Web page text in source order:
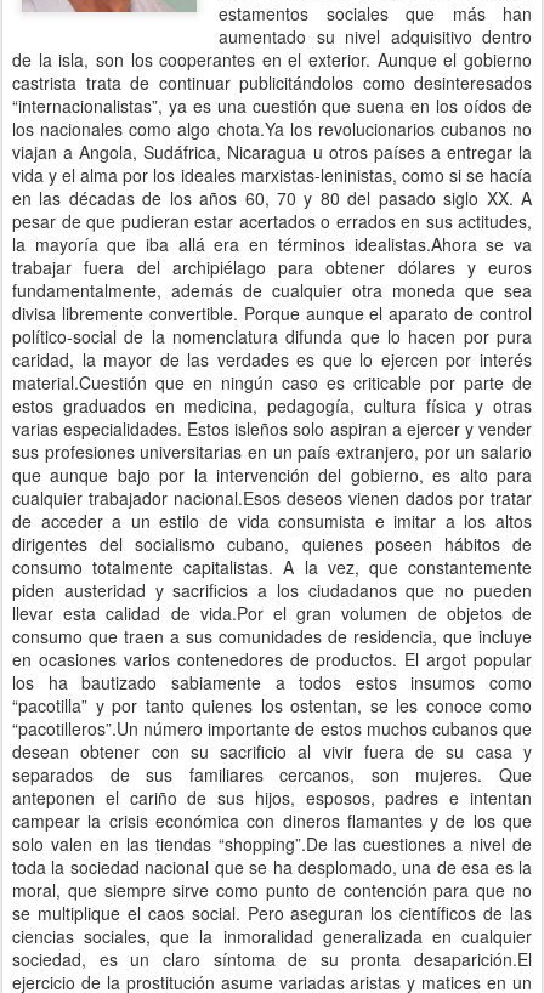
estamentos sociales que más han
aumentado su nivel adquisitivo dentro
de la isla, son los cooperantes en el exterior. Aunque el gobierno
castrista trata de continuar publicitándolos como desinteresados
“internacionalistas”, ya es una cuestión que suena en los oídos de
los nacionales como algo chota.Ya los revolucionarios cubanos no
viajan a Angola, Sudáfrica, Nicaragua u otros países a entregar la
vida y el alma por los ideales marxistas-leninistas, como si se hacía
en las décadas de los años 60, 70 y 80 del pasado siglo XX. A
pesar de que pudieran estar acertados o errados en sus actitudes,
la mayoría que iba allá era en términos idealistas.Ahora se va
trabajar fuera del archipiélago para obtener dólares y euros
fundamentalmente, además de cualquier otra moneda que sea
divisa libremente convertible. Porque aunque el aparato de control
político-social de la nomenclatura difunda que lo hacen por pura
caridad, la mayor de las verdades es que lo ejercen por interés
material.Cuestión que en ningún caso es criticable por parte de
estos graduados en medicina, pedagogía, cultura física y otras
varias especialidades. Estos isleños solo aspiran a ejercer y vender
sus profesiones universitarias en un país extranjero, por un salario
que aunque bajo por la intervención del gobierno, es alto para
cualquier trabajador nacional.Esos deseos vienen dados por tratar
de acceder a un estilo de vida consumista e imitar a los altos
dirigentes del socialismo cubano, quienes poseen hábitos de
consumo totalmente capitalistas. A la vez, que constantemente
piden austeridad y sacrificios a los ciudadanos que no pueden
llevar esta calidad de vida.Por el gran volumen de objetos de
consumo que traen a sus comunidades de residencia, que incluye
en ocasiones varios contenedores de productos. El argot popular
los ha bautizado sabiamente a todos estos insumos como
“pacotilla” y por tanto quienes los ostentan, se les conoce como
“pacotilleros”.Un número importante de estos muchos cubanos que
desean obtener con su sacrificio al vivir fuera de su casa y
separados de sus familiares cercanos, son mujeres. Que
anteponen el cariño de sus hijos, esposos, padres e intentan
campear la crisis económica con dineros flamantes y de los que
solo valen en las tiendas “shopping”.De las cuestiones a nivel de
toda la sociedad nacional que se ha desplomado, una de esa es la
moral, que siempre sirve como punto de contención para que no
se multiplique el caos social. Pero aseguran los científicos de las
ciencias sociales, que la inmoralidad generalizada en cualquier
sociedad, es un claro síntoma de su pronta desaparición.El
ejercicio de la prostitución asume variadas aristas y matices en un